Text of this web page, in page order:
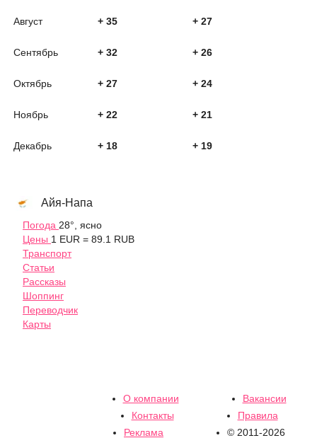
Август + 35 + 27
Сентябрь + 32 + 26
Октябрь + 27 + 24
Ноябрь + 22 + 21
Декабрь + 18 + 19
Айя-Напа
Погода 28°, ясно
Цены 1 EUR = 89.1 RUB
Транспорт
Статьи
Рассказы
Шоппинг
Переводчик
Карты
О компании
Вакансии
Контакты
Правила
Реклама
© 2011-2026